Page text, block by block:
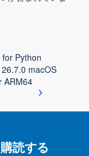
Python
macOS
ARM64
読する